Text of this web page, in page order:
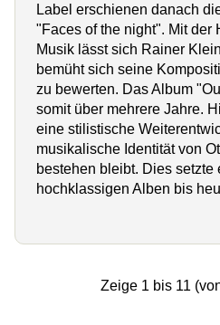
Label erschienen danach
"Faces of the night". Mit der
Musik lässt sich Rainer
bemüht sich seine
zu bewerten. Das Album
somit über mehrere Jahre.
eine stilistische
musikalische Identität von
bestehen bleibt. Dies setzte
hochklassigen Alben bis
Zeige 1 bis 11